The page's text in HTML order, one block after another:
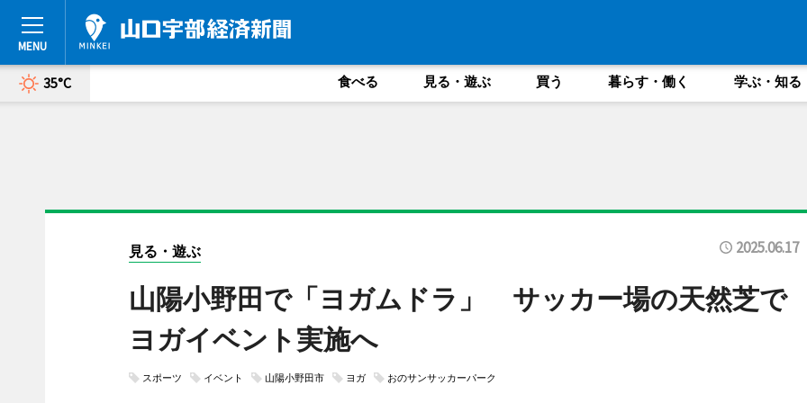
35°C 食べる 見る・遊ぶ 買う 暮らす・働く 学ぶ・知る
見る・遊ぶ 2025.06.17
山陽小野田で「ヨガムドラ」 サッカー場の天然芝で
ヨガイベント実施へ
スポーツ イベント 山陽小野田市 ヨガ おのサンサッカーパーク